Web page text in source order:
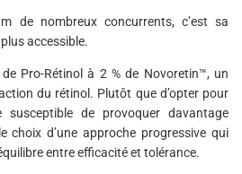
de nombreux concurrents, c’est sa
accessible.
Pro-Rétinol à 2 % de Novoretin™, un
du rétinol. Plutôt que d’opter pour
susceptible de provoquer davantage
choix d’une approche progressive qui
entre efficacité et tolérance.